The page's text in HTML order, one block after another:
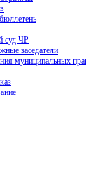
суд ЧР
заседатели
муниципальных